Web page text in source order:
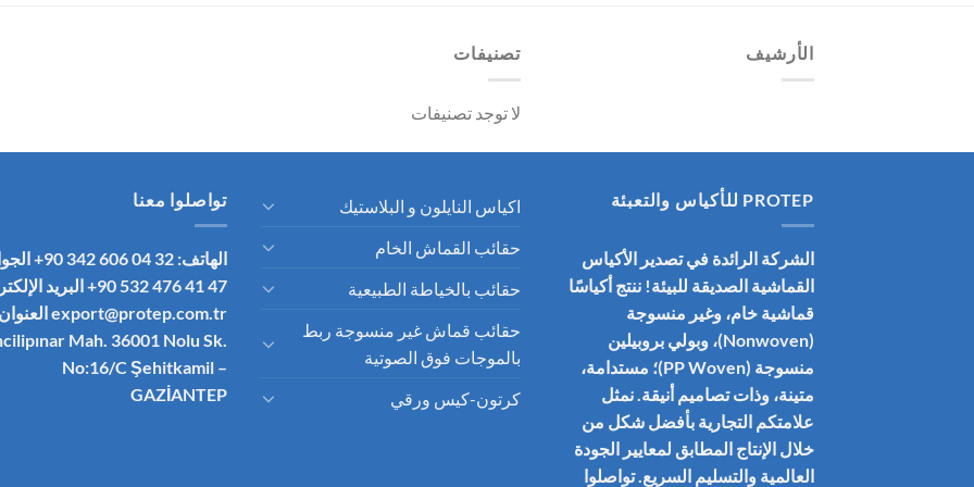
الأرشيف تصنيفات
لا توجد تصنيفات
PROTEP للأكياس والتعبئة
الشركة الرائدة في تصدير الأكياس
القماشية الصديقة للبيئة! ننتج أكياسًا
قماشية خام، وغير منسوجة
(Nonwoven)، وبولي بروبيلين
منسوجة (PP Woven)؛ مستدامة،
متينة، وذات تصاميم أنيقة. نمثل
علامتكم التجارية بأفضل شكل من
خلال الإنتاج المطابق لمعايير الجودة
العالمية والتسليم السريع. تواصلوا
اكياس النايلون و البلاستيك
حقائب القماش الخام
حقائب بالخياطة الطبيعية
حقائب قماش غير منسوجة ربط
بالموجات فوق الصوتية
كرتون-كيس ورقي
تواصلوا معنا
الهاتف: 32 04 606 342 90+
47 41 476 532 90+
البريد
export@protep.com.tr
Mah. 36001 Nolu Sk.
No:16/C Şehitkamil –
GAZİANTEP